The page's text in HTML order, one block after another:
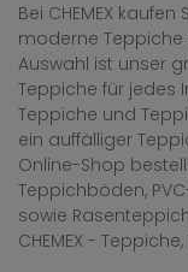
Bei CHEMEX
moderne Teppiche
Auswahl ist unser
Teppiche für jedes
Teppiche und
ein auffälliger
Online-Shop
Teppichböden,
sowie
CHEMEX -